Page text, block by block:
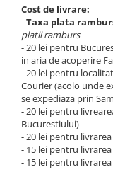
Curele Garmin
Curele metalice
Curele militare
Curele piele
Curele Samsung
Curele textile
Handmade / Bijutieri
Abrazive
Cost de livrare:
-Taxa plata
platii ramburs
- 20 lei pentru
in aria de acoperire
- 20 lei pentru
Courier (acolo unde
se expediaza prin
- 20 lei pentru
Bucurestiului)
- 20 lei pentru
- 15 lei pentru
- 15 lei pentru